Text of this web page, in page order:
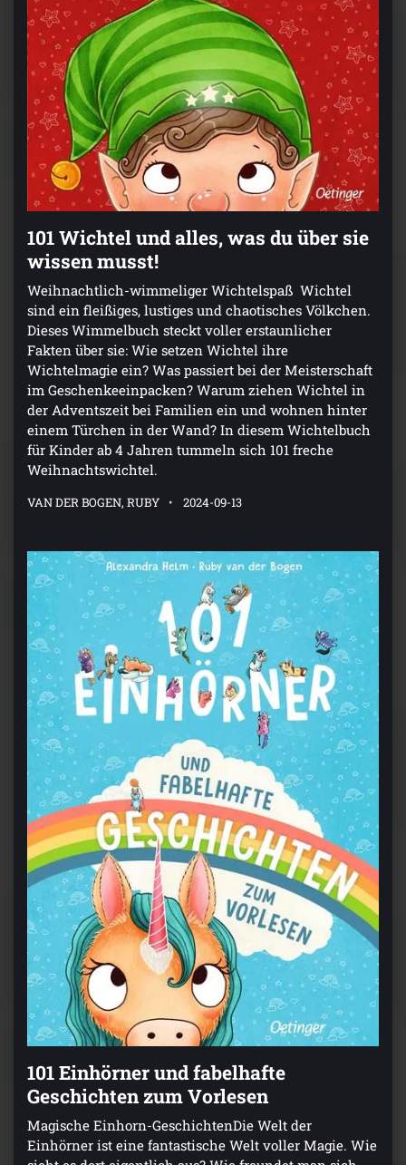
101 Wichtel und alles, was du über sie
wissen musst!
Weihnachtlich-wimmeliger Wichtelspaß Wichtel
sind ein fleißiges, lustiges und chaotisches Völkchen.
Dieses Wimmelbuch steckt voller erstaunlicher
Fakten über sie: Wie setzen Wichtel ihre
Wichtelmagie ein? Was passiert bei der Meisterschaft
im Geschenkeeinpacken? Warum ziehen Wichtel in
der Adventszeit bei Familien ein und wohnen hinter
einem Türchen in der Wand? In diesem Wichtelbuch
für Kinder ab 4 Jahren tummeln sich 101 freche
Weihnachtswichtel.
VAN DER BOGEN, RUBY 2024-09-13
101 Einhörner und fabelhafte
Geschichten zum Vorlesen
Magische Einhorn-GeschichtenDie Welt der
Einhörner ist eine fantastische Welt voller Magie. Wie